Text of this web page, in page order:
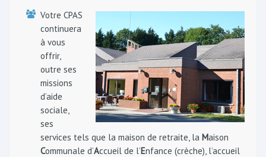
Votre CPAS
continuera
à vous
offrir,
outre ses
missions
d’aide
sociale,
ses
services tels que la maison de retraite, laMaison
Communale d’Accueil de l’Enfance (crèche), l’accueil